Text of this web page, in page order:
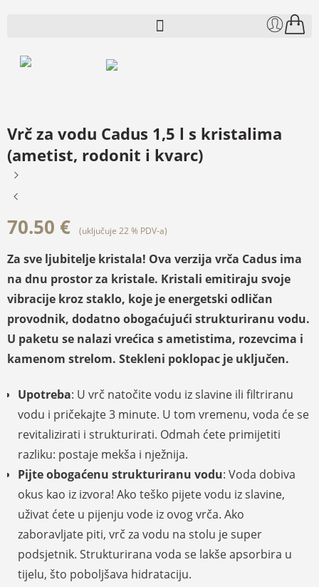
Vrč za vodu Cadus 1,5 l s kristalima
(ametist, rodonit i kvarc)
70.50 € (uključuje 22 % PDV-a)
Za sve ljubitelje kristala! Ova verzija vrča Cadus ima
na dnu prostor za kristale. Kristali emitiraju svoje
vibracije kroz staklo, koje je energetski odličan
provodnik, dodatno obogaćujući strukturiranu vodu.
U paketu se nalazi vrećica s ametistima, rozevcima i
kamenom strelom. Stekleni poklopac je uključen.
Upotreba: U vrč natočite vodu iz slavine ili filtriranu
vodu i pričekajte 3 minute. U tom vremenu, voda će se
revitalizirati i strukturirati. Odmah ćete primijetiti
razliku: postaje mekša i nježnija.
Pijte obogaćenu strukturiranu vodu: Voda dobiva
okus kao iz izvora! Ako teško pijete vodu iz slavine,
uživat ćete u pijenju vode iz ovog vrča. Ako
zaboravljate piti, vrč za vodu na stolu je super
podsjetnik. Strukturirana voda se lakše apsorbira u
tijelu, što poboljšava hidrataciju.